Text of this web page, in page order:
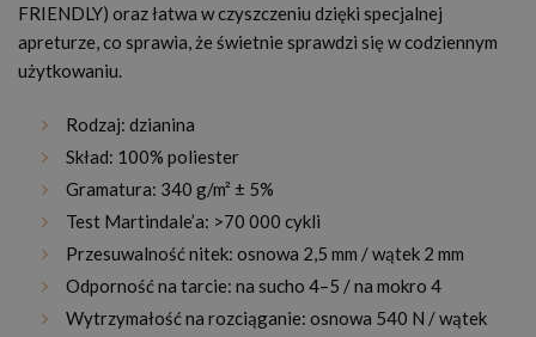
FRIENDLY) oraz łatwa w czyszczeniu dzięki specjalnej
apreturze, co sprawia, że świetnie sprawdzi się w codziennym
użytkowaniu.
Rodzaj: dzianina
Skład: 100% poliester
Gramatura: 340 g/m² ± 5%
Test Martindale’a: >70 000 cykli
Przesuwalność nitek: osnowa 2,5 mm / wątek 2 mm
Odporność na tarcie: na sucho 4–5 / na mokro 4
Wytrzymałość na rozciąganie: osnowa 540 N / wątek